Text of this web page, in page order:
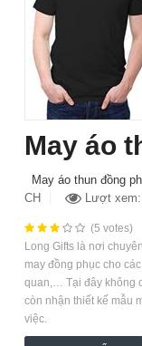
May áo
May áo thun đồng
CH
Lượt
(5 votes)
Long Gifts là nơi
may đồng phục cho
quan,… Tại đây không
còn nhận thiết kế mẫu
việc.